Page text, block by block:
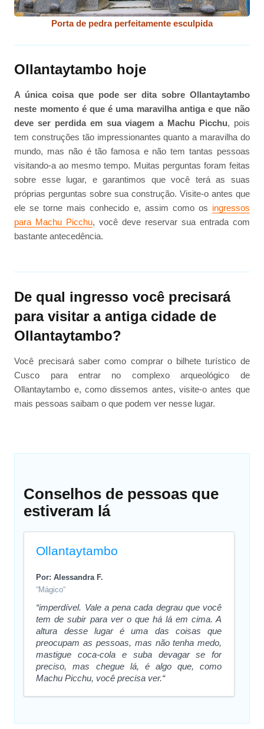
Porta de pedra perfeitamente esculpida
Ollantaytambo hoje
A única coisa que pode ser dita sobre Ollantaytambo
neste momento é que é uma maravilha antiga e que não
deve ser perdida em sua viagem a Machu Picchu, pois
tem construções tão impressionantes quanto a maravilha do
mundo, mas não é tão famosa e não tem tantas pessoas
visitando-a ao mesmo tempo. Muitas perguntas foram feitas
sobre esse lugar, e garantimos que você terá as suas
próprias perguntas sobre sua construção. Visite-o antes que
ele se torne mais conhecido e, assim como os ingressos
para Machu Picchu, você deve reservar sua entrada com
bastante antecedência.
De qual ingresso você precisará
para visitar a antiga cidade de
Ollantaytambo?
Você precisará saber como comprar o bilhete turístico de
Cusco para entrar no complexo arqueológico de
Ollantaytambo e, como dissemos antes, visite-o antes que
mais pessoas saibam o que podem ver nesse lugar.
Conselhos de pessoas que
estiveram lá
Ollantaytambo
Por: Alessandra F.
“Mágico“
“imperdível. Vale a pena cada degrau que você
tem de subir para ver o que há lá em cima. A
altura desse lugar é uma das coisas que
preocupam as pessoas, mas não tenha medo,
mastigue coca-cola e suba devagar se for
preciso, mas chegue lá, é algo que, como
Machu Picchu, você precisa ver.“